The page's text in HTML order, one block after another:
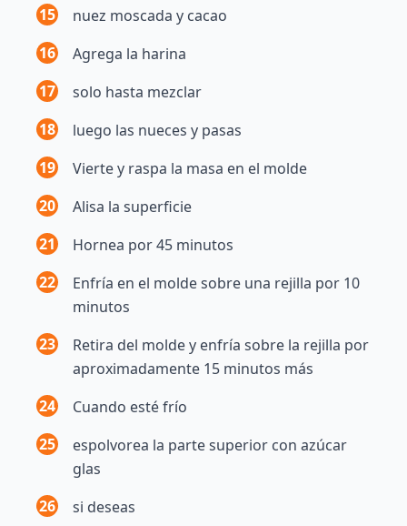
15
nuez moscada y cacao
16
Agrega la harina
17
solo hasta mezclar
18
luego las nueces y pasas
19
Vierte y raspa la masa en el molde
20
Alisa la superficie
21
Hornea por 45 minutos
22
Enfría en el molde sobre una rejilla por 10
minutos
23
Retira del molde y enfría sobre la rejilla por
aproximadamente 15 minutos más
24
Cuando esté frío
25
espolvorea la parte superior con azúcar
glas
26
si deseas